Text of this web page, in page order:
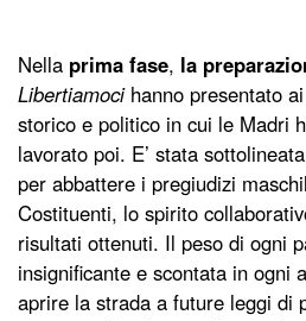
Nella prima fase, la
Libertiamoci hanno presentato
storico e politico in cui le Madri
lavorato poi. E’ stata
per abbattere i pregiudizi
Costituenti, lo spirito
risultati ottenuti. Il peso di ogni
insignificante e scontata in ogni
aprire la strada a future leggi di